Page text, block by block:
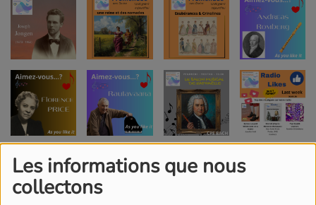
Les informations que nous
collectons